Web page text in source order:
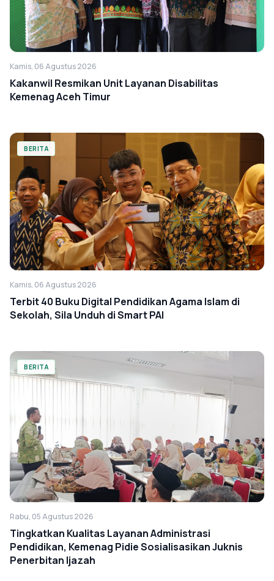
Kamis, 06 Agustus 2026
Kakanwil Resmikan Unit Layanan Disabilitas
Kemenag Aceh Timur
BERITA
Kamis, 06 Agustus 2026
Terbit 40 Buku Digital Pendidikan Agama Islam di
Sekolah, Sila Unduh di Smart PAI
BERITA
Rabu, 05 Agustus 2026
Tingkatkan Kualitas Layanan Administrasi
Pendidikan, Kemenag Pidie Sosialisasikan Juknis
Penerbitan Ijazah